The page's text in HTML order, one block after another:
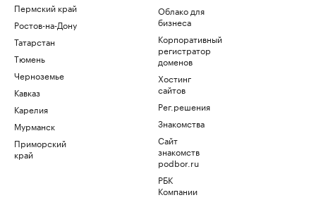
Пермский край
Ростов-на-Дону
Татарстан
Тюмень
Черноземье
Кавказ
Карелия
Мурманск
Приморский
край
Облако для
бизнеса
Корпоративный
регистратор
доменов
Хостинг
сайтов
Рег.решения
Знакомства
Сайт
знакомств
podbor.ru
РБК
Компании